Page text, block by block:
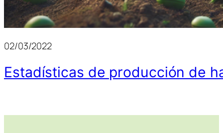
02/03/2022
Estadísticas de producción de